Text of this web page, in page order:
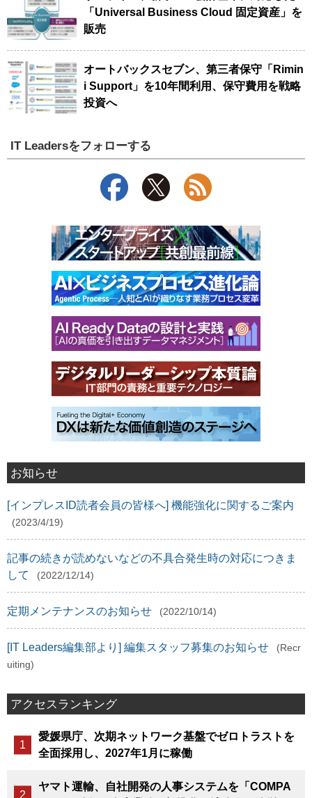
「Universal Business Cloud 固定資産」を
販売
オートバックスセブン、第三者保守「Rimin
i Support」を10年間利用、保守費用を戦略
投資へ
IT Leadersをフォローする
お知らせ
[インプレスID読者会員の皆様へ] 機能強化に関するご案内
(2023/4/19)
記事の続きが読めないなどの不具合発生時の対応につきま
して
(2022/12/14)
定期メンテナンスのお知らせ (2022/10/14)
[IT Leaders編集部より] 編集スタッフ募集のお知らせ
(Recr
uiting)
アクセスランキング
愛媛県庁、次期ネットワーク基盤でゼロトラストを
全面採用し、2027年1月に稼働
ヤマト運輸、自社開発の人事システムを「COMPA